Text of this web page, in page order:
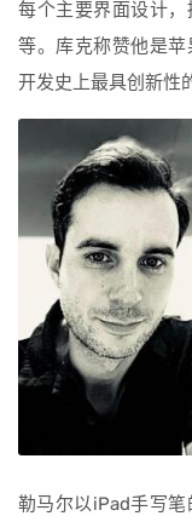
每个主要界面设计
等。库克称赞他是
开发史上最具创新性
勒马尔以iPad手写